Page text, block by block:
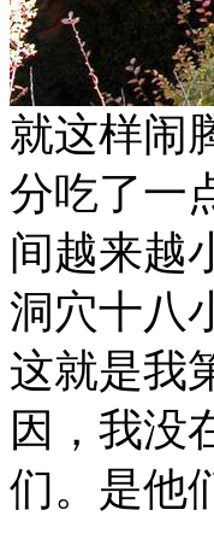
就这样闹
分吃了一
间越来越
洞穴十八
这就是我
因，我没
们。是他